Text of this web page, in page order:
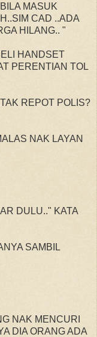
MASUK
CAD ..ADA
HILANG.. "
HANDSET
PERENTIAN TOL
REPOT POLIS?
NAK LAYAN
DULU.." KATA
SAMBIL
NAK MENCURI
DIA ORANG ADA